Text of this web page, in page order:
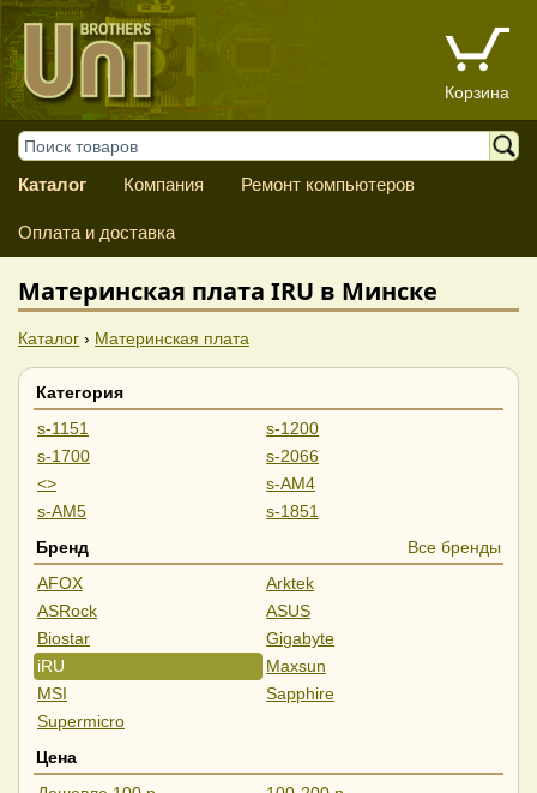
Корзина
Каталог Компания Ремонт компьютеров
Оплата и доставка
Материнская плата IRU в Минске
Каталог › Материнская плата
Категория
s-1151
s-1200
s-1700
s-2066
<>
s-AM4
s-AM5
s-1851
Бренд
Все бренды
AFOX
Arktek
ASRock
ASUS
Biostar
Gigabyte
iRU
Maxsun
MSI
Sapphire
Supermicro
Цена